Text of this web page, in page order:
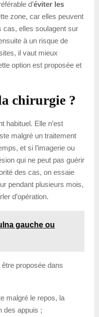
d’éviter les
zone, car elles peuvent
cas, elles soulagent sur
à un risque de
il vaut mieux
option est proposée et
chirurgie ?
habituel. Elle n’est
malgré un traitement
et si l’imagerie ou
qui ne peut pas guérir
des cas, on essaie
pendant plusieurs mois,
d’opération.
gauche ou
proposée dans
malgré le repos, la
des appuis ;